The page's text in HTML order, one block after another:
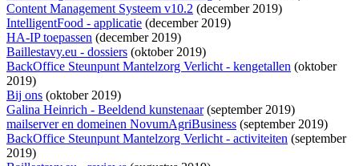
Content Management Systeem v10.2 (december 2019)
IntelligentFood - applicatie (december 2019)
HA-IP toepassen (december 2019)
Baillestavy.eu - dossiers (oktober 2019)
BackOffice Steunpunt Mantelzorg Verlicht - kengetallen (oktober
2019)
Bij ons (oktober 2019)
Galina Heinrich - Beeldend kunstenaar(september 2019)
mailserver en domeinen NovumAgriBusiness (september 2019)
BackOffice Steunpunt Mantelzorg Verlicht - activiteiten (september
2019)